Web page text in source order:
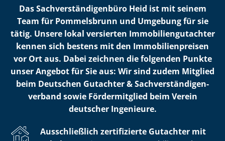
Das Sach­ver­stän­di­gen­bü­ro Heid ist mit seinem
Team für Pommelsbrunn und Umgebung für sie
tätig. Unsere lokal versierten Im­mo­bi­li­en­gut­ach­ter
kennen sich bestens mit den Im­mo­bi­li­en­prei­sen
vor Ort aus. Dabei zeichnen die folgenden Punkte
unser Angebot für Sie aus: Wir sind zudem Mitglied
beim Deutschen Gutachter & Sach­ver­stän­di­gen­
ver­band sowie Fördermitglied beim Verein
deutscher Ingenieure.
Ausschließlich zertifizierte Gutachter mit